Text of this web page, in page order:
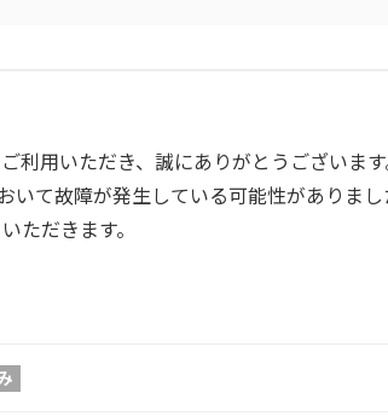
用いただき、誠にありがとうございます
て故障が発生している可能性がありま
ただきます。